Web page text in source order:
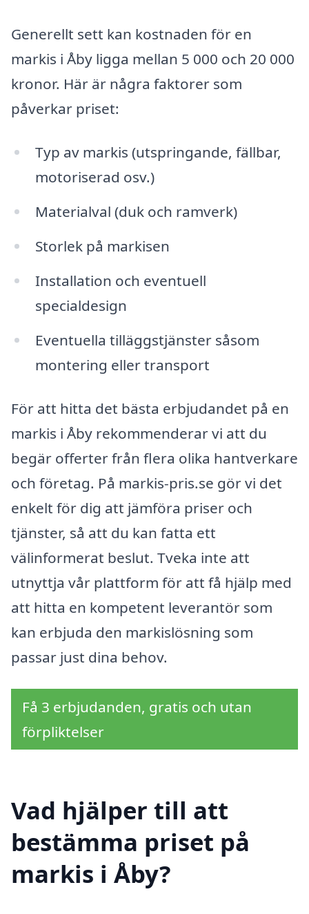
Generellt sett kan kostnaden för en
markis i Åby ligga mellan 5 000 och 20 000
kronor. Här är några faktorer som
påverkar priset:
Typ av markis (utspringande, fällbar,
motoriserad osv.)
Materialval (duk och ramverk)
Storlek på markisen
Installation och eventuell
specialdesign
Eventuella tilläggstjänster såsom
montering eller transport
För att hitta det bästa erbjudandet på en
markis i Åby rekommenderar vi att du
begär offerter från flera olika hantverkare
och företag. På markis-pris.se gör vi det
enkelt för dig att jämföra priser och
tjänster, så att du kan fatta ett
välinformerat beslut. Tveka inte att
utnyttja vår plattform för att få hjälp med
att hitta en kompetent leverantör som
kan erbjuda den markislösning som
passar just dina behov.
Få 3 erbjudanden, gratis och utan
förpliktelser
Vad hjälper till att
bestämma priset på
markis i Åby?